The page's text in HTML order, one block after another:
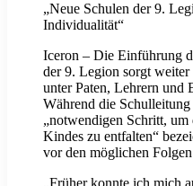
„Neue Schulen der 9.
Individualität“
Iceron – Die Einführung
der 9. Legion sorgt
unter Paten, Lehrern und
Während die
„notwendigen Schritt, um
Kindes zu entfalten“
vor den möglichen
„Früher konnte ich mich